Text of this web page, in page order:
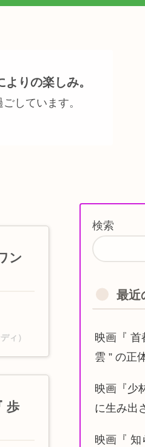
りの楽しみ。
しています。
ン
ィ）
歩
検索
最近
映画『 首
雲 ” の正
映画『少
に生み出
映画『 知